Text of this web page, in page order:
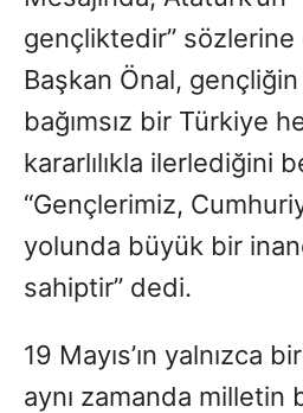
gençliktedir”
Başkan Önal,
bağımsız bir Türkiye
kararlılıkla ilerlediğini
“Gençlerimiz,
yolunda büyük bir
sahiptir” dedi.
19 Mayıs’ın yalnızca
aynı zamanda milletin